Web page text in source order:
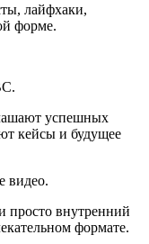
лайфхаки,
форме.
успешных
кейсы и будущее
видео.
просто внутренний
формате.